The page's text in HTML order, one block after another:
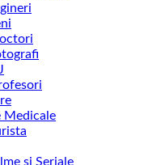
Medicale
si Seriale